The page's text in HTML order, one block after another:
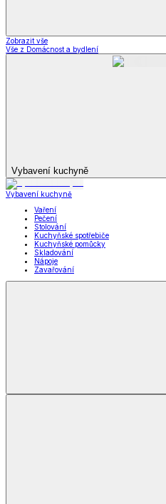
Zobrazit vše
Vše z Domácnost a bydlení
Vybavení kuchyně
Vybavení kuchyně
Vaření
Pečení
Stolování
Kuchyňské spotřebiče
Kuchyňské pomůcky
Skladování
Nápoje
Zavařování